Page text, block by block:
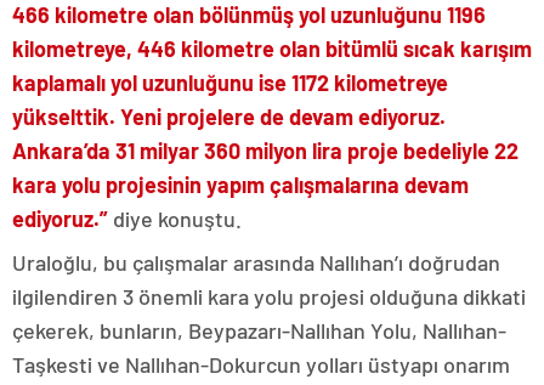
466 kilometre olan bölünmüş yol uzunluğunu 1196
kilometreye, 446 kilometre olan bitümlü sıcak karışım
kaplamalı yol uzunluğunu ise 1172 kilometreye
yükselttik. Yeni projelere de devam ediyoruz.
Ankara’da 31 milyar 360 milyon lira proje bedeliyle 22
kara yolu projesinin yapım çalışmalarına devam
ediyoruz.” diye konuştu.
Uraloğlu, bu çalışmalar arasında Nallıhan’ı doğrudan
ilgilendiren 3 önemli kara yolu projesi olduğuna dikkati
çekerek, bunların, Beypazarı-Nallıhan Yolu, Nallıhan-
Taşkesti ve Nallıhan-Dokurcun yolları üstyapı onarım